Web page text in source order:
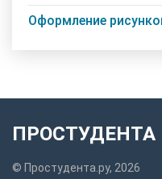
Оформление
ПРОСТУДЕНТА
© Простудента.ру, 2026